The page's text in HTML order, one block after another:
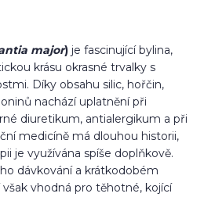
major) je fascinující bylina,
krásu okrasné trvalky s
Díky obsahu silic, hořčin,
nachází uplatnění při
diuretikum, antialergikum a při
medicíně má dlouhou historii,
je využívána spíše doplňkově.
dávkování a krátkodobém
vhodná pro těhotné, kojící